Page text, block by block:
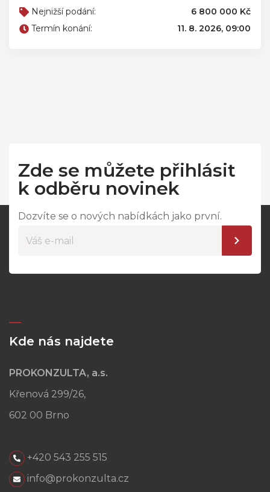
Nejnižší podání:
6 800 000 Kč
Termín konání:
11. 8. 2026, 09:00
Zde se můžete přihlásit
k odběru novinek
Dozvíte se o nových nabídkách jako první.
Kde nás najdete
PROKONZULTA, a.s.
Křenová 299/26,
602 00 Brno
+420 543 255 515
info@prokonzulta.cz